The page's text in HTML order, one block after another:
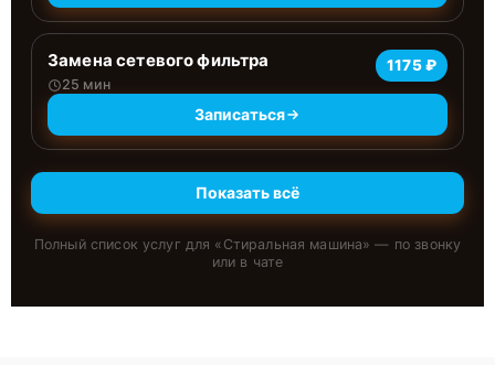
Замена сетевого фильтра
25 мин
1175 ₽
Записаться
Показать всё
Полный список услуг для « Стиральная машина» — по звонку
или в чате